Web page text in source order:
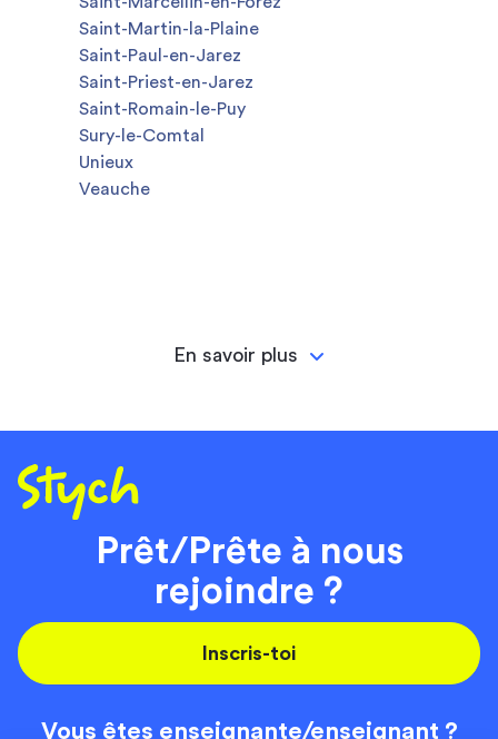
Saint-Martin-la-Plaine
Saint-Paul-en-Jarez
Saint-Priest-en-Jarez
Saint-Romain-le-Puy
Sury-le-Comtal
Unieux
Veauche
En savoir plus
Prêt/Prête à nous
rejoindre ?
Inscris-toi
Vous êtes enseignante/enseignant ?